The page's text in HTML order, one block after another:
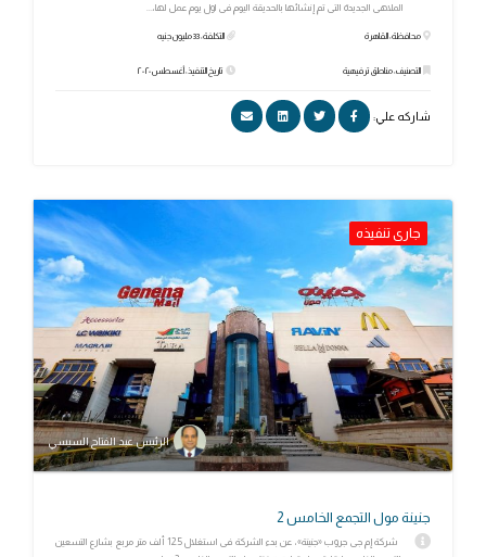
الملاهى الجديدة التى تم إنشائها بالحديقة اليوم فى اول يوم عمل لها،...
محافظة: القاهرة
التصنيف: مناطق ترفيهية
التكلفة: 33 مليون جنيه
تاريخ التنفيذ: أغسطس ٢٠٢٠
شاركه علي:
جارى تنفيذه
الرئيس عبد الفتاح السيسي
جنينة مول التجمع الخامس 2
شركة إم جى جروب «جنينة»، عن بدء الشركة فى استغلال 12.5 ألف متر مربع بشارع التسعين